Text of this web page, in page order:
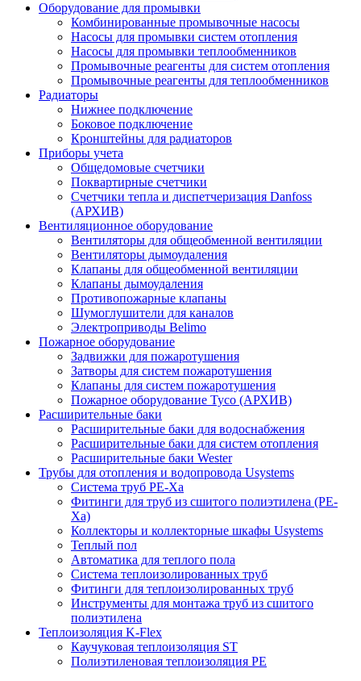
Оборудование для промывки
Комбинированные промывочные насосы
Насосы для промывки систем отопления
Насосы для промывки теплообменников
Промывочные реагенты для систем отопления
Промывочные реагенты для теплообменников
Радиаторы
Нижнее подключение
Боковое подключение
Кронштейны для радиаторов
Приборы учета
Общедомовые счетчики
Поквартирные счетчики
Счетчики тепла и диспетчеризация Danfoss
(АРХИВ)
Вентиляционное оборудование
Вентиляторы для общеобменной вентиляции
Вентиляторы дымоудаления
Клапаны для общеобменной вентиляции
Клапаны дымоудаления
Противопожарные клапаны
Шумоглушители для каналов
Электроприводы Belimo
Пожарное оборудование
Задвижки для пожаротушения
Затворы для систем пожаротушения
Клапаны для систем пожаротушения
Пожарное оборудование Tyco (АРХИВ)
Расширительные баки
Расширительные баки для водоснабжения
Расширительные баки для систем отопления
Расширительные баки Wester
Трубы для отопления и водопровода Usystems
Система труб PE-Xa
Фитинги для труб из сшитого полиэтилена (PE-
Xa)
Коллекторы и коллекторные шкафы Usystems
Теплый пол
Автоматика для теплого пола
Система теплоизолированных труб
Фитинги для теплоизолированных труб
Инструменты для монтажа труб из сшитого
полиэтилена
Теплоизоляция K-Flex
Каучуковая теплоизоляция ST
Полиэтиленовая теплоизоляция PE